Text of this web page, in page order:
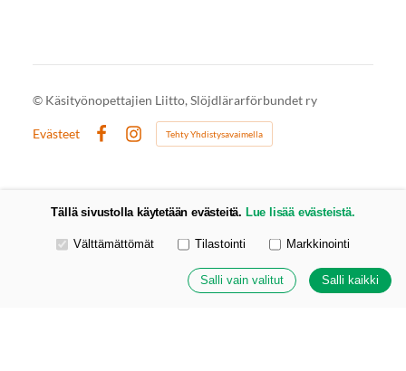
© Käsityönopettajien Liitto, Slöjdlärarförbundet ry
Evästeet
Instagram
Tehty Yhdistysavaimella
Tällä sivustolla käytetään evästeitä. Lue lisää evästeistä.
Valitse käytettävät evästeet
Välttämättömät Tilastointi Markkinointi
Salli vain valitut Salli kaikki